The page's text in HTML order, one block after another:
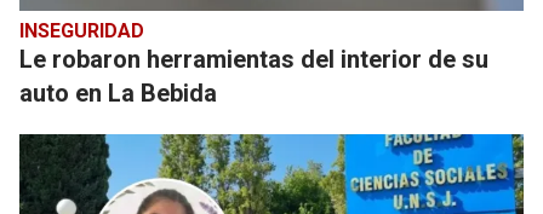
INSEGURIDAD
Le robaron herramientas del interior de su
auto en La Bebida